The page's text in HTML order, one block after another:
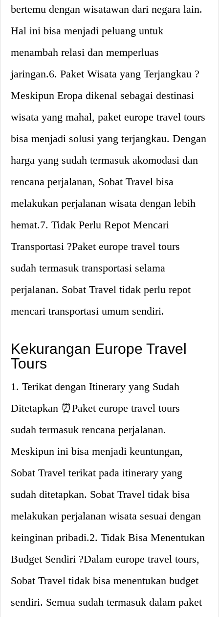
bertemu dengan wisatawan dari negara lain.
Hal ini bisa menjadi peluang untuk
menambah relasi dan memperluas
jaringan.6. Paket Wisata yang Terjangkau ?
Meskipun Eropa dikenal sebagai destinasi
wisata yang mahal, paket europe travel tours
bisa menjadi solusi yang terjangkau. Dengan
harga yang sudah termasuk akomodasi dan
rencana perjalanan, Sobat Travel bisa
melakukan perjalanan wisata dengan lebih
hemat.7. Tidak Perlu Repot Mencari
Transportasi ?Paket europe travel tours
sudah termasuk transportasi selama
perjalanan. Sobat Travel tidak perlu repot
mencari transportasi umum sendiri.
Kekurangan Europe Travel
Tours
1. Terikat dengan Itinerary yang Sudah
Ditetapkan ⏰Paket europe travel tours
sudah termasuk rencana perjalanan.
Meskipun ini bisa menjadi keuntungan,
Sobat Travel terikat pada itinerary yang
sudah ditetapkan. Sobat Travel tidak bisa
melakukan perjalanan wisata sesuai dengan
keinginan pribadi.2. Tidak Bisa Menentukan
Budget Sendiri ?Dalam europe travel tours,
Sobat Travel tidak bisa menentukan budget
sendiri. Semua sudah termasuk dalam paket